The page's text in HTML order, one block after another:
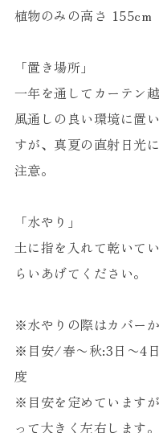
植物のみの高さ 155cm
「置き場所」
一年を通してカーテン
風通しの良い環境に置
すが、真夏の直射日光
注意。
「水やり」
土に指を入れて乾いて
らいあげてください。
※水やりの際はカバー
※目安/春〜秋:3日〜4
度
※目安を定めています
って大きく左右します